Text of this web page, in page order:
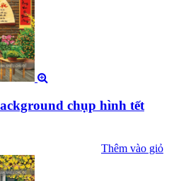
chụp hình tết
Thêm vào giỏ